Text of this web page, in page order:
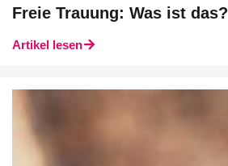
Freie Trauung: Was ist das?
Artikel lesen